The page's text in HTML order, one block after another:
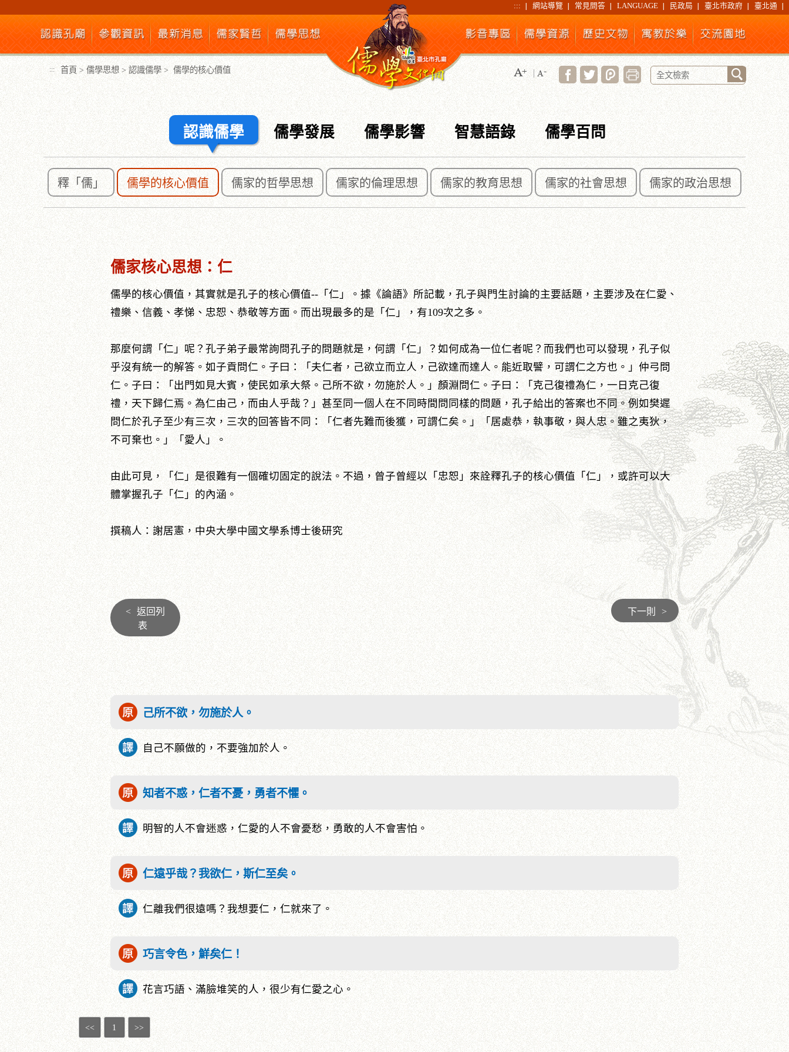
主
要
內
容
區
塊
::: 網站導覽 常見問答 LANGUAGE 民政局 臺北市政府 臺北通
::: 首頁 > 儒學思想 > 認識儒學 > 儒學的核心價值
認識儒學 儒學發展 儒學影響 智慧語錄 儒學百問
釋「儒」 儒學的核心價值 儒家的哲學思想 儒家的倫理思想 儒家的教育思想 儒家的社會思想 儒家的政治思想
::: 儒家核心思想：仁
儒學的核心價值，其實就是孔子的核心價值--「仁」。據《論語》所記載，孔子與門生討論的主要話題，主要涉及在仁愛、
禮樂、信義、孝悌、忠恕、恭敬等方面。而出現最多的是「仁」，有109次之多。
那麼何謂「仁」呢？孔子弟子最常詢問孔子的問題就是，何謂「仁」？如何成為一位仁者呢？而我們也可以發現，孔子似
乎沒有統一的解答。如子貢問仁。子曰：「夫仁者，己欲立而立人，己欲達而達人。能近取譬，可謂仁之方也。」仲弓問
仁。子曰：「出門如見大賓，使民如承大祭。己所不欲，勿施於人。」顏淵問仁。子曰：「克己復禮為仁，一日克己復
禮，天下歸仁焉。為仁由己，而由人乎哉？」甚至同一個人在不同時間問同樣的問題，孔子給出的答案也不同。例如樊遲
問仁於孔子至少有三次，三次的回答皆不同：「仁者先難而後獲，可謂仁矣。」「居處恭，執事敬，與人忠。雖之夷狄，
不可棄也。」「愛人」。
由此可見，「仁」是很難有一個確切固定的說法。不過，曾子曾經以「忠恕」來詮釋孔子的核心價值「仁」，或許可以大
體掌握孔子「仁」的內涵。
撰稿人：謝居憲，中央大學中國文學系博士後研究
< 返回列
表
下一則 >
己所不欲，勿施於人。
自己不願做的，不要強加於人。
知者不惑，仁者不憂，勇者不懼。
明智的人不會迷惑，仁愛的人不會憂愁，勇敢的人不會害怕。
仁遠乎哉？我欲仁，斯仁至矣。
仁離我們很遠嗎？我想要仁，仁就來了。
巧言令色，鮮矣仁！
花言巧語、滿臉堆笑的人，很少有仁愛之心。
<< 1 >>